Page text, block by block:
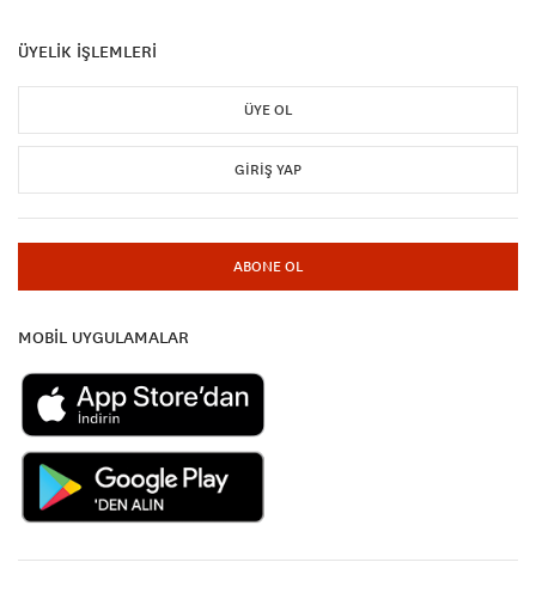
ÜYELİK İŞLEMLERİ
ÜYE OL
GIRIŞ YAP
ABONE OL
MOBİL UYGULAMALAR